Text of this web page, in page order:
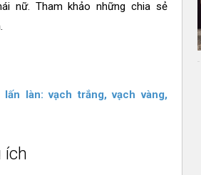
nữ. Tham khảo những chia sẻ
làn: vạch trắng, vạch vàng,
ích